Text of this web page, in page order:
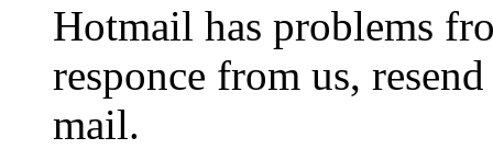
Hotmail has problems
responce from us,
mail.